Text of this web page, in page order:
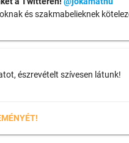
és szakmabelieknek
észrevételt szívesen látunk!